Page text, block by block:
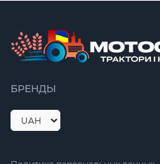
БРЕНДЫ